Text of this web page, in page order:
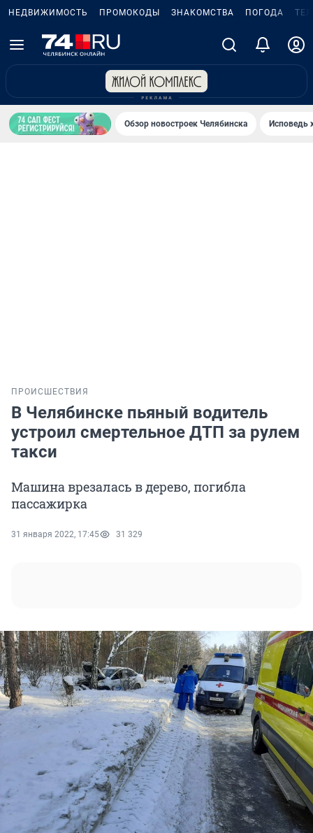
НЕДВИЖИМОСТЬ ПРОМОКОДЫ ЗНАКОМСТВА ПОГОДА
Обзор новостроек Челябинска Исповедь
ПРОИСШЕСТВИЯ
В Челябинске пьяный водитель
устроил смертельное ДТП за рулем
такси
Машина врезалась в дерево, погибла
пассажирка
31 января 2022, 17:45 31 329